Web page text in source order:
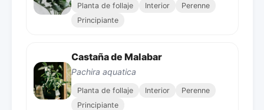
Planta de follaje Interior
Perenne
Principiante
Castaña de Malabar
Pachira aquatica
Planta de follaje Interior
Perenne
Principiante